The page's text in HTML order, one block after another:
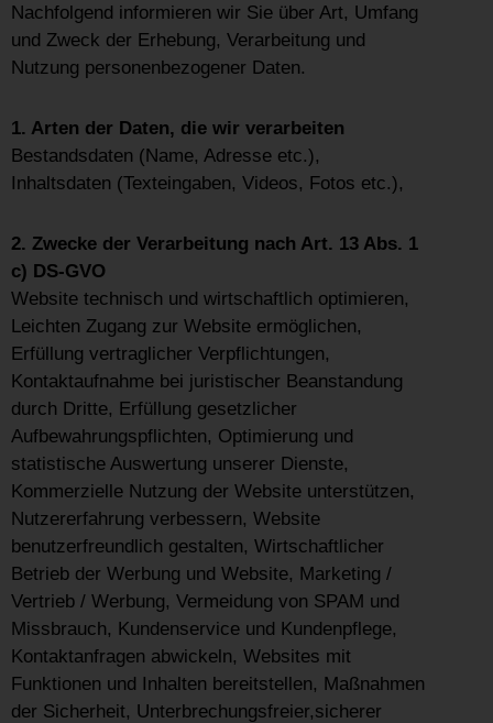
Nachfolgend informieren wir Sie über Art, Umfang
und Zweck der Erhebung, Verarbeitung und
Nutzung personenbezogener Daten.
1. Arten der Daten, die wir verarbeiten
Bestandsdaten (Name, Adresse etc.),
Inhaltsdaten (Texteingaben, Videos, Fotos etc.),
2. Zwecke der Verarbeitung nach Art. 13 Abs. 1
c) DS-GVO
Website technisch und wirtschaftlich optimieren,
Leichten Zugang zur Website ermöglichen,
Erfüllung vertraglicher Verpflichtungen,
Kontaktaufnahme bei juristischer Beanstandung
durch Dritte, Erfüllung gesetzlicher
Aufbewahrungspflichten, Optimierung und
statistische Auswertung unserer Dienste,
Kommerzielle Nutzung der Website unterstützen,
Nutzererfahrung verbessern, Website
benutzerfreundlich gestalten, Wirtschaftlicher
Betrieb der Werbung und Website, Marketing /
Vertrieb / Werbung, Vermeidung von SPAM und
Missbrauch, Kundenservice und Kundenpflege,
Kontaktanfragen abwickeln, Websites mit
Funktionen und Inhalten bereitstellen, Maßnahmen
der Sicherheit, Unterbrechungsfreier,sicherer